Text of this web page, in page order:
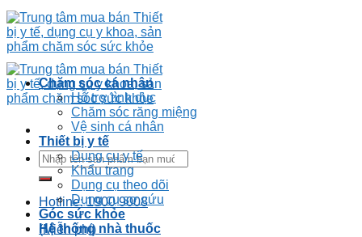
Hotline: 1900 9008
(Miễn phí)
Chăm sóc cá nhân
Hỗ trợ tình dục
Chăm sóc răng miệng
Vệ sinh cá nhân
Thiết bị y tế
Dụng cụ y tế
Khẩu trang
Dụng cụ theo dõi
Dụng cụ sơ cứu
Góc sức khỏe
Hệ thống nhà thuốc